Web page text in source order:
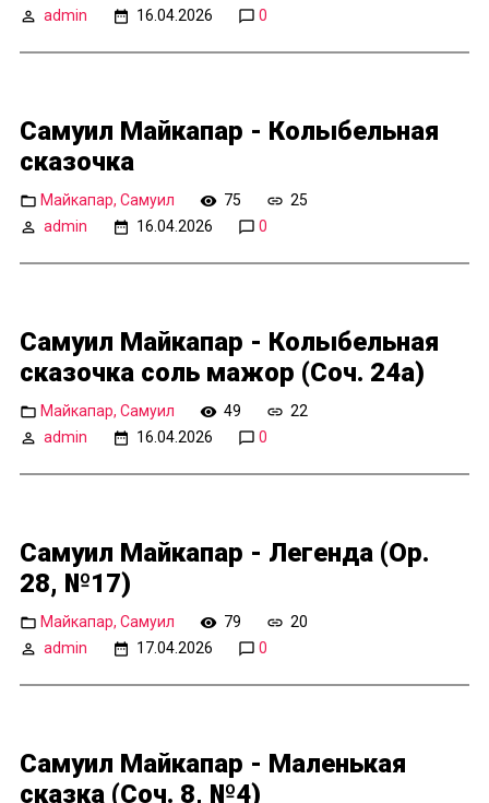
admin
16.04.2026 0
Самуил Майкапар - Колыбельная
сказочка
Майкапар, Самуил 75
25
admin
16.04.2026 0
Самуил Майкапар - Колыбельная
сказочка соль мажор (Соч. 24а)
Майкапар, Самуил 49
22
admin
16.04.2026 0
Самуил Майкапар - Легенда (Op.
28, №17)
Майкапар, Самуил 79
20
admin
17.04.2026 0
Самуил Майкапар - Маленькая
сказка (Соч. 8, №4)